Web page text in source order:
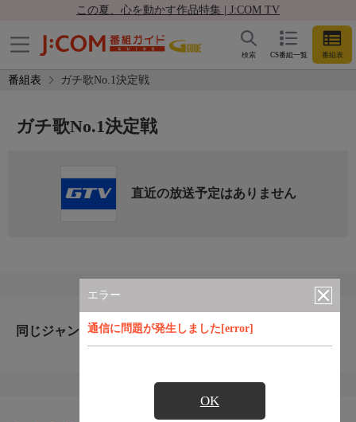
この夏、心を動かす作品特集 | J:COM TV
CS番組一覧 番組表
検索
番組表 ガチ歌No.1決定戦
エラー
通信に問題が発生しました[error]
OK
ガチ歌No.1決定戦
直近の放送予定はありません
同じジャンルのおすすめ番組